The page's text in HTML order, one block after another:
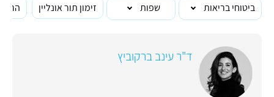
ביטוחי בריאות שפות זימון תור אונליין
ד"ר עינב ברקוביץ